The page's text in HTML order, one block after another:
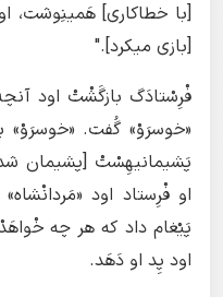
[با خطاکاری] هَمینِوشت،
[بازی میکرد]."
فْرِسْتادَگ بازگَشْتْ اود
«خوسرَوْ» گُفت. «خوسرَوْ»
پَشیمانیهِسْتْ [پشیمان شد]
او فْرِستاد اود
پَیْغام داد که هر چه
اود پِد او دَهَد.